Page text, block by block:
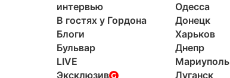
интервью
В гостях у Гордона
Блоги
Бульвар
LIVE
Эксклюзив
Одесса
Донецк
Харьков
Днепр
Мариуполь
Луганск